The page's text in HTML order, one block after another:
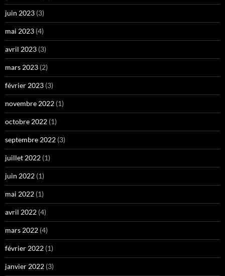
juin 2023 (3)
mai 2023 (4)
avril 2023 (3)
mars 2023 (2)
février 2023 (3)
novembre 2022 (1)
octobre 2022 (1)
septembre 2022 (3)
juillet 2022 (1)
juin 2022 (1)
mai 2022 (1)
avril 2022 (4)
mars 2022 (4)
février 2022 (1)
janvier 2022 (3)